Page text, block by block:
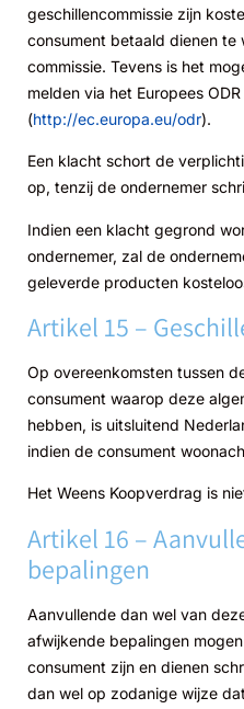
geschillencommissie zijn
consument betaald dienen
commissie. Tevens is het
melden via het Europees
(http://ec.europa.eu/odr).
Een klacht schort de
op, tenzij de ondernemer
Indien een klacht gegrond
ondernemer, zal de
geleverde producten
Artikel 15 –
Op overeenkomsten tussen
consument waarop deze
hebben, is uitsluitend
indien de consument
Het Weens Koopverdrag is
Artikel 16 –
bepalingen
Aanvullende dan wel van
afwijkende bepalingen
consument zijn en dienen
dan wel op zodanige wijze